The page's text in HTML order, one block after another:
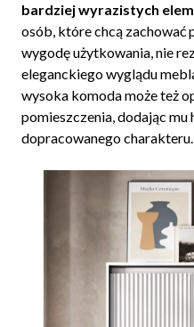
bardziej wyrazistych
osób, które chcą zachować
wygodę użytkowania, nie
eleganckiego wyglądu
wysoka komoda może też
pomieszczenia, dodając
dopracowanego charakteru.